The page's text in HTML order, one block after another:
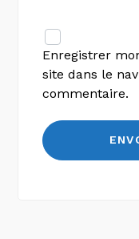
Enregistrer
site dans le
commentaire.